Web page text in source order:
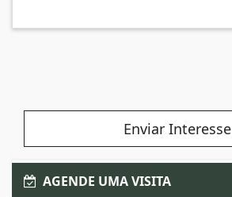
Enviar Interesse
AGENDE UMA VISITA